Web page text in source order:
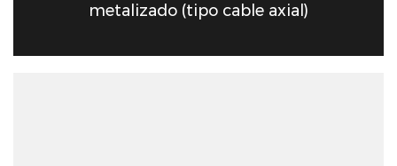
metalizado (tipo cable axial)